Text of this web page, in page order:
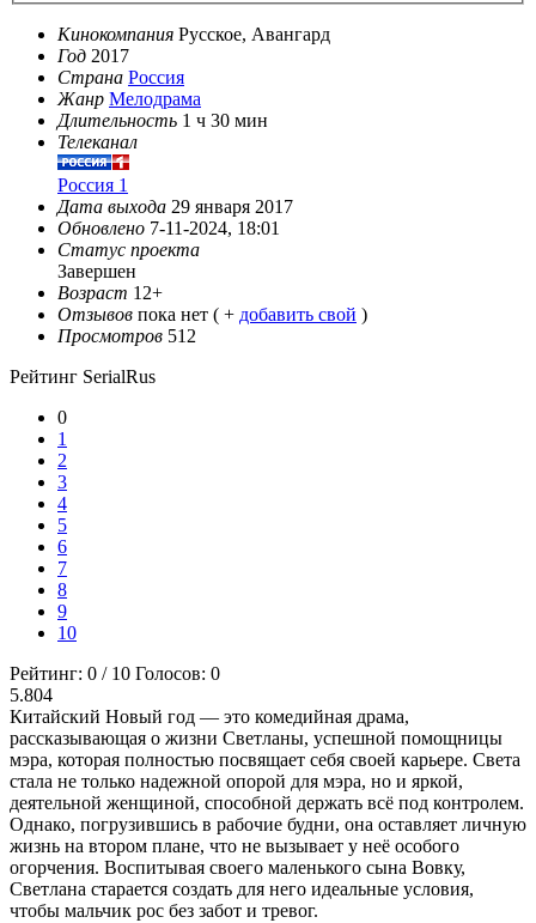
Кинокомпания Русское, Авангард
Год 2017
Страна Россия
Жанр Мелодрама
Длительность 1 ч 30 мин
Телеканал
Россия 1
Дата выхода 29 января 2017
Обновлено 7-11-2024, 18:01
Статус проекта
Завершен
Возраст 12+
Отзывов пока нет ( + добавить свой )
Просмотров 512
Рейтинг SerialRus
0
1
2
3
4
5
6
7
8
9
10
Рейтинг: 0 / 10 Голосов: 0
5.804
Китайский Новый год — это комедийная драма,
рассказывающая о жизни Светланы, успешной помощницы
мэра, которая полностью посвящает себя своей карьере. Света
стала не только надежной опорой для мэра, но и яркой,
деятельной женщиной, способной держать всё под контролем.
Однако, погрузившись в рабочие будни, она оставляет личную
жизнь на втором плане, что не вызывает у неё особого
огорчения. Воспитывая своего маленького сына Вовку,
Светлана старается создать для него идеальные условия,
чтобы мальчик рос без забот и тревог.